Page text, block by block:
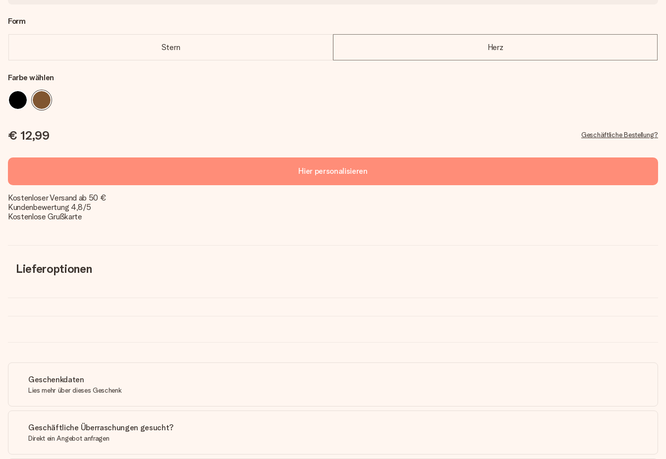
Form
Stern Herz
Farbe wählen
€ 12,99 Geschäftliche Bestellung?
Hier personalisieren
Kostenloser Versand ab 50 €
Kundenbewertung 4,8/5
Kostenlose Grußkarte
Lieferoptionen
Geschenkdaten
Lies mehr über dieses Geschenk
Geschäftliche Überraschungen gesucht?
Direkt ein Angebot anfragen